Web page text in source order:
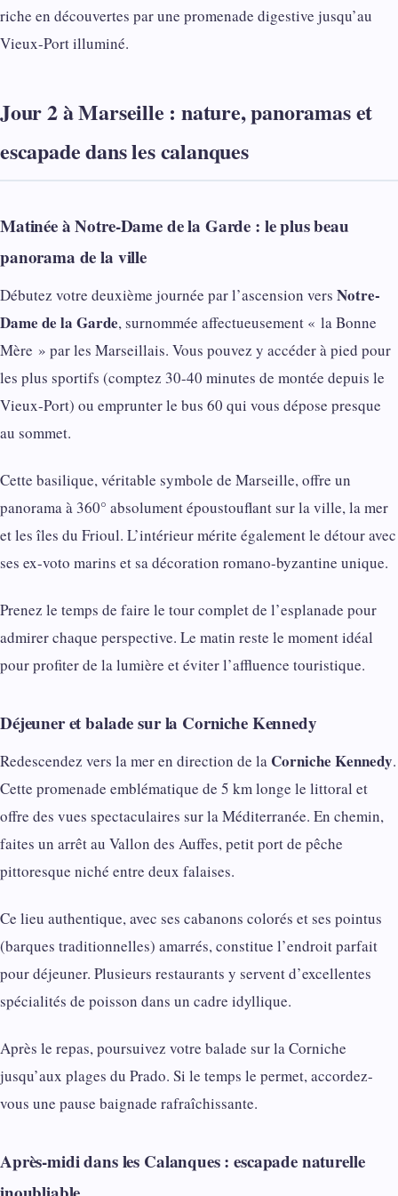
riche en découvertes par une promenade digestive jusqu’au
Vieux-Port illuminé.
Jour 2 à Marseille : nature, panoramas et
escapade dans les calanques
Matinée à Notre-Dame de la Garde : le plus beau
panorama de la ville
Débutez votre deuxième journée par l’ascension vers Notre-
Dame de la Garde, surnommée affectueusement « la Bonne
Mère » par les Marseillais. Vous pouvez y accéder à pied pour
les plus sportifs (comptez 30-40 minutes de montée depuis le
Vieux-Port) ou emprunter le bus 60 qui vous dépose presque
au sommet.
Cette basilique, véritable symbole de Marseille, offre un
panorama à 360° absolument époustouflant sur la ville, la mer
et les îles du Frioul. L’intérieur mérite également le détour avec
ses ex-voto marins et sa décoration romano-byzantine unique.
Prenez le temps de faire le tour complet de l’esplanade pour
admirer chaque perspective. Le matin reste le moment idéal
pour profiter de la lumière et éviter l’affluence touristique.
Déjeuner et balade sur la Corniche Kennedy
Redescendez vers la mer en direction de la Corniche Kennedy.
Cette promenade emblématique de 5 km longe le littoral et
offre des vues spectaculaires sur la Méditerranée. En chemin,
faites un arrêt au Vallon des Auffes, petit port de pêche
pittoresque niché entre deux falaises.
Ce lieu authentique, avec ses cabanons colorés et ses pointus
(barques traditionnelles) amarrés, constitue l’endroit parfait
pour déjeuner. Plusieurs restaurants y servent d’excellentes
spécialités de poisson dans un cadre idyllique.
Après le repas, poursuivez votre balade sur la Corniche
jusqu’aux plages du Prado. Si le temps le permet, accordez-
vous une pause baignade rafraîchissante.
Après-midi dans les Calanques : escapade naturelle